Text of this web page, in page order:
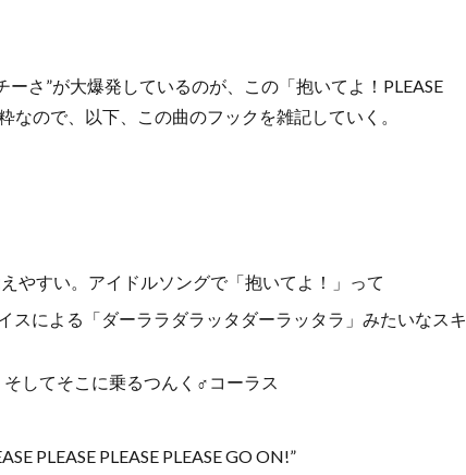
さ”が大爆発しているのが、この「抱いてよ！PLEASE
ので、以下、この曲のフックを雑記していく。
やすい。アイドルソングで「抱いてよ！」って
スによる「ダーララダラッタダーラッタラ」みたいなスキ
そしてそこに乗るつんく♂コーラス
PLEASE PLEASE PLEASE GO ON!”